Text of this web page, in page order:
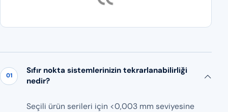
01
Sıfır nokta sistemlerinizin tekrarlanabilirliği
nedir?
Seçili ürün serileri için <0,003 mm seviyesine